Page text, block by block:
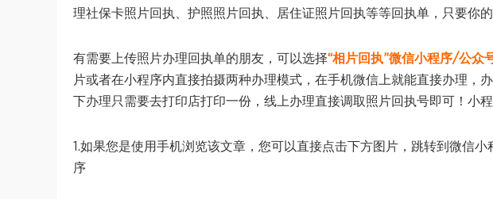
理社保卡照片回执、护照照片回执、居住证照片回执等等回执单，只要你
有需要上传照片办理回执单的朋友，可以选择“相片回执”微信小程序/公众
片或者在小程序内直接拍摄两种办理模式，在手机微信上就能直接办理，
下办理只需要去打印店打印一份，线上办理直接调取照片回执号即可！小
1.如果您是使用手机浏览该文章，您可以直接点击下方图片，跳转到微信小
序